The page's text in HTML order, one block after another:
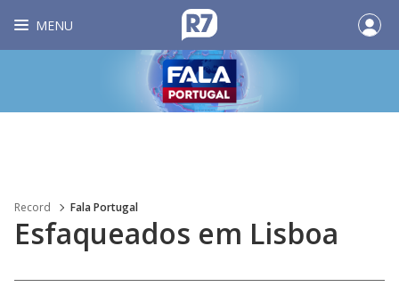
MENU
Record Fala Portugal
Esfaqueados em Lisboa